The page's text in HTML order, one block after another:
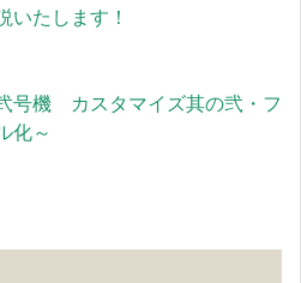
いたします！
号機 カスタマイズ其の弐・フ
化～